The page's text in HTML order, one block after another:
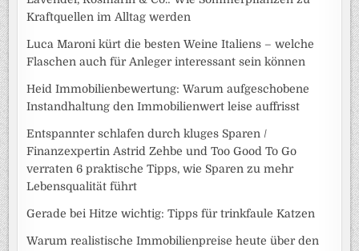
Kraftquellen im Alltag werden
Luca Maroni kürt die besten Weine Italiens – welche
Flaschen auch für Anleger interessant sein können
Heid Immobilienbewertung: Warum aufgeschobene
Instandhaltung den Immobilienwert leise auffrisst
Entspannter schlafen durch kluges Sparen /
Finanzexpertin Astrid Zehbe und Too Good To Go
verraten 6 praktische Tipps, wie Sparen zu mehr
Lebensqualität führt
Gerade bei Hitze wichtig: Tipps für trinkfaule Katzen
Warum realistische Immobilienpreise heute über den